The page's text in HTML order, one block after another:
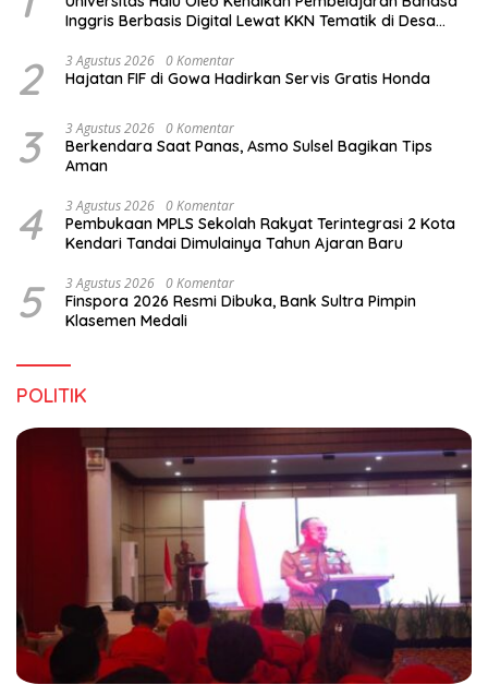
Inggris Berbasis Digital Lewat KKN Tematik di Desa
2 3 Agustus 2026 0 Komentar
Hajatan FIF di Gowa Hadirkan Servis Gratis Honda
3 3 Agustus 2026 0 Komentar
Berkendara Saat Panas, Asmo Sulsel Bagikan Tips
Aman
4 3 Agustus 2026 0 Komentar
Pembukaan MPLS Sekolah Rakyat Terintegrasi 2 Kota
Kendari Tandai Dimulainya Tahun Ajaran Baru
5 3 Agustus 2026 0 Komentar
Finspora 2026 Resmi Dibuka, Bank Sultra Pimpin
Klasemen Medali
POLITIK